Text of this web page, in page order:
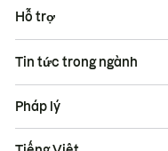
Hỗ trợ
Tin tức trong ngành
Pháp lý